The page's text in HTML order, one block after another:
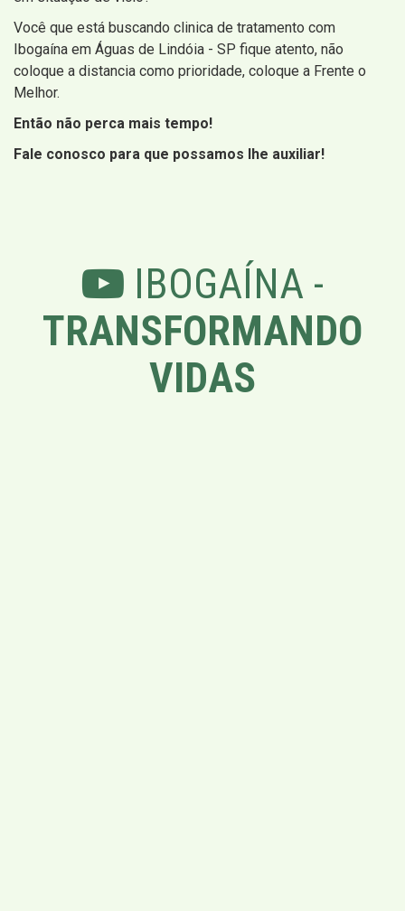
Você que está buscando clinica de tratamento com
Ibogaína em Águas de Lindóia - SP fique atento, não
coloque a distancia como prioridade, coloque a Frente o
Melhor.
Então não perca mais tempo!
Fale conosco para que possamos lhe auxiliar!
IBOGAÍNA -
TRANSFORMANDO
VIDAS